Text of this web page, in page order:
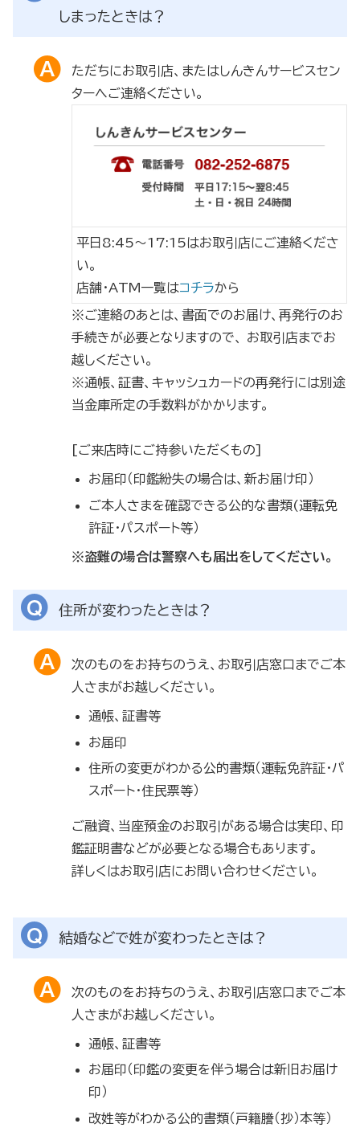
しまったときは？
ただちにお取引店、またはしんきんサービスセン
ターへご連絡ください。
平日8:45～17:15はお取引店にご連絡くださ
い。
店舗・ATM一覧はコチラから
※ご連絡のあとは、書面でのお届け、再発行のお
手続きが必要となりますので、 お取引店までお
越しください。
※通帳、証書、キャッシュカードの再発行には別途
当金庫所定の手数料がかかります。
[ご来店時にご持参いただくもの]
お届印（印鑑紛失の場合は、新お届け印）
ご本人さまを確認できる公的な書類(運転免
許証・パスポート等）
※盗難の場合は警察へも届出をしてください。
住所が変わったときは？
次のものをお持ちのうえ、お取引店窓口までご本
人さまがお越しください。
通帳、証書等
お届印
住所の変更がわかる公的書類（運転免許証・パ
スポート・住民票等）
ご融資、当座預金のお取引がある場合は実印、印
鑑証明書などが必要となる場合もあります。
詳しくはお取引店にお問い合わせください。
結婚などで姓が変わったときは？
次のものをお持ちのうえ、お取引店窓口までご本
人さまがお越しください。
通帳、証書等
お届印（印鑑の変更を伴う場合は新旧お届け
印）
改姓等がわかる公的書類（戸籍謄（抄）本等）